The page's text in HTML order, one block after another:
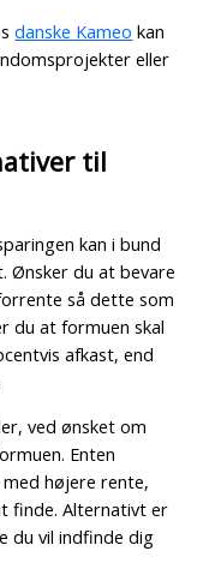
danske Kameo kan
eller
til
kan i bund
Ønsker du at bevare
så dette som
du at formuen skal
afkast, end
ved ønsket om
Enten
højere rente,
finde. Alternativt er
du vil indfinde dig